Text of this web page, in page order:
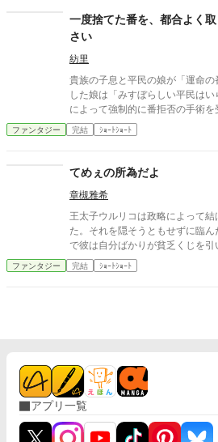
一度捨てた番を、都合よく
さい
紡里
貴族の子息と平民の娘が「運命
した娘は「みすぼらしい平民は
によって強制的に番拒否の手術
した子息は娘を番だと認識し、
た。 それを拒んだ娘を、彼は「
廷で自らの意思を語る。 運命か
ファンタジー 完結 ｼｮｰﾄｼｮｰﾄ
てめぇの所為だよ
章槻雅希
王太子ウルリコは政略によって
た。それを隠そうともせずに臨
で彼は自分ばかりが貧乏くじを
見事に返り討ちに遭うのだった。 『小説家になろう』様・『アル
ファポリス』様の重複投稿、自サ
ファンタジー 完結 ｼｮｰﾄｼｮｰﾄ
アプリ一覧